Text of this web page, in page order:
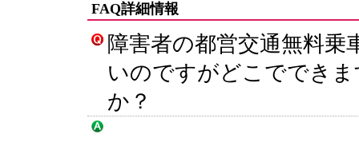
FAQ詳細情報
障害者の都営交通無料
いのですがどこででき
か？